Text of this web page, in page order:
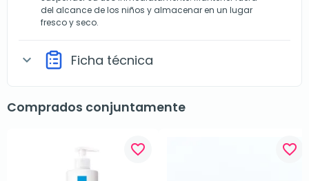
del alcance de los niños y almacenar en un lugar
fresco y seco.
expand_more Ficha técnica
Comprados conjuntamente
favorite_border favorite_border